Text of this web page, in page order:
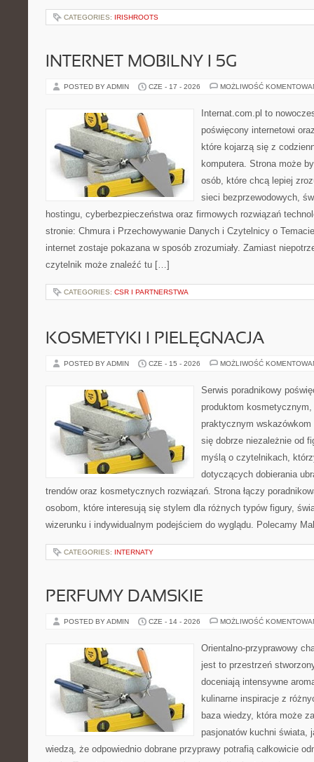
CATEGORIES: IRISHROOTS
INTERNET MOBILNY I 5G
POSTED BY ADMIN CZE - 17 - 2026 MOŻLIWOŚĆ
Internat.com.pl to
poświęcony internetowi
które kojarzą się z
komputera. Strona może
osób, które chcą lepiej
sieci bezprzewodowych,
hostingu, cyberbezpieczeństwa oraz firmowych rozwiązań
stronie: Chmura i Przechowywanie Danych i Czytelnicy o
internet zostaje pokazana w sposób zrozumiały. Zamiast
czytelnik może znaleźć tu […]
CATEGORIES: CSR I PARTNERSTWA
KOSMETYKI I PIELĘGNACJA
POSTED BY ADMIN CZE - 15 - 2026 MOŻLIWOŚĆ
Serwis poradnikowy
produktom
praktycznym
się dobrze niezależnie od
myślą o czytelnikach,
dotyczących dobierania
trendów oraz kosmetycznych rozwiązań. Strona łączy
osobom, które interesują się stylem dla różnych typów figury,
wizerunku i indywidualnym podejściem do wyglądu. Polecamy
CATEGORIES: INTERNATY
PERFUMY DAMSKIE
POSTED BY ADMIN CZE - 14 - 2026 MOŻLIWOŚĆ
Orientalno-przyprawowy
jest to przestrzeń
doceniają intensywne
kulinarne inspiracje z
baza wiedzy, która może
pasjonatów kuchni świata,
wiedzą, że odpowiednio dobrane przyprawy potrafią całkowicie